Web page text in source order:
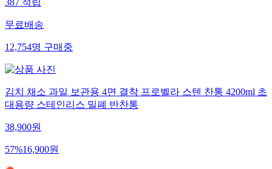
387적립
무료배송
12,754명구매중
김치 채소 과일 보관용 4면 결착 프로벨라 스텐 찬통 4200ml 초
대용량 스테인리스 밀폐 반찬통
38,900원
57%16,900원